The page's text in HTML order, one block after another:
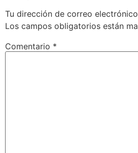
Tu dirección de correo
Los campos obligatorios están
Comentario *